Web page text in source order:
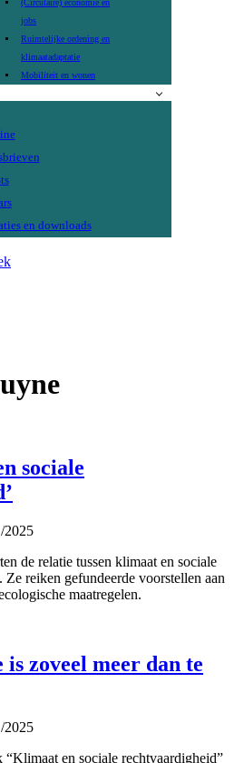
(Circulaire) economie en
jobs
Ruimtelijke ordening en
klimaatadaptatie
Mobiliteit en wonen
en downloads
sociale
2025
de relatie tussen klimaat en sociale
reiken gefundeerde voorstellen aan
maatregelen.
zoveel meer dan te
2025
en sociale rechtvaardigheid”